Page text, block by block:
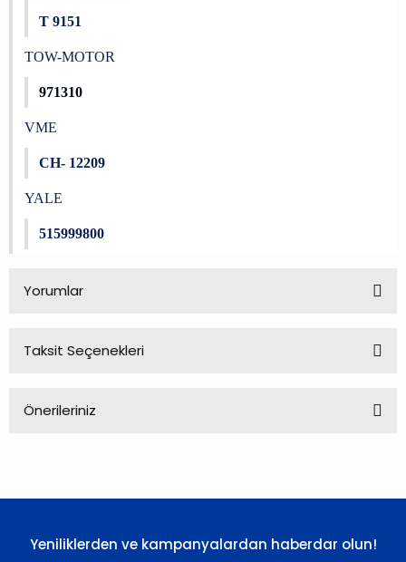
T 9151
TOW-MOTOR
971310
VME
CH- 12209
YALE
515999800
Yorumlar
Taksit Seçenekleri
Önerileriniz
Ürün resmi kalitesiz, bozuk veya görüntülenemiyor.
Yeniliklerden ve kampanyalardan haberdar olun!